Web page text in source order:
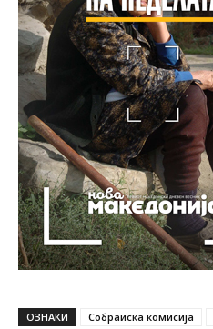
ОЗНАКИ Собраиска комисија